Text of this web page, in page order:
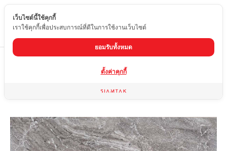
TH
กระเบื้องผิวด้าน
เว็บไซต์นี้ใช้คุกกี้
เราใช้คุกกี้เพื่อประสบการณ์ที่ดีในการใช้งานเว็บไซต์
ยอมรับทั้งหมด
ตั้งค่าคุกกี้